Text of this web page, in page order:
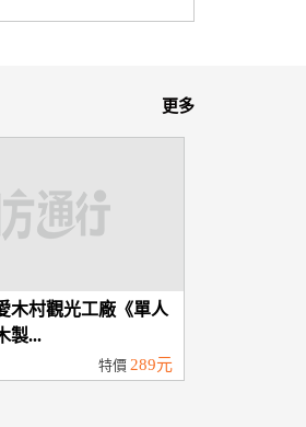
更多
木村觀光工廠《單人
製...
特價 289元